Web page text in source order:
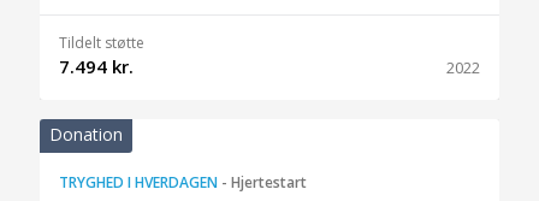
Tildelt støtte
7.494 kr. 2022
Donation
TRYGHED I HVERDAGEN - Hjertestart